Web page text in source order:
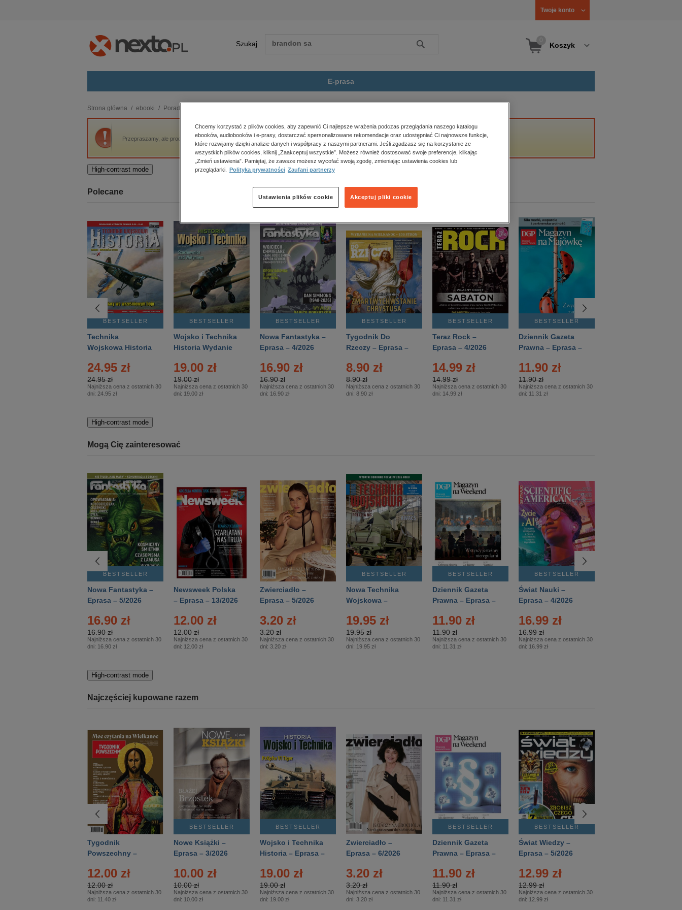
Twoje konto
Szukaj Szukaj Koszyk
E-prasa
budownictwo, aranżacja wnętrz
biznesowe, branżowe, gospodarka
darmowe wydania
edukacja
kobiece, lifestyle, kultura
polityka, społeczno-informacyjne
psychologiczne
inne
popularno-naukowe
historia
zdrowie
religie
Strona główna ebooki Poradniki
Przepraszamy, ale produkt „Nieidealna insulinooporna” nie jest dostępny.
High-contrast mode
Polecane
BESTSELLER
Technika
Wojskowa Historia
24.95 zł
24.95 zł
Najniższa cena z ostatnich 30
dni: 24.95 zł
BESTSELLER
Wojsko i Technika
Historia Wydanie
– 2/2026
19.00 zł
19.00 zł
Najniższa cena z ostatnich 30
dni: 19.00 zł
BESTSELLER
Nowa Fantastyka –
Eprasa – 4/2026
16.90 zł
16.90 zł
Najniższa cena z ostatnich 30
dni: 16.90 zł
BESTSELLER
Tygodnik Do
Rzeczy – Eprasa –
8.90 zł
8.90 zł
Najniższa cena z ostatnich 30
dni: 8.90 zł
BESTSELLER
Teraz Rock –
Eprasa – 4/2026
14.99 zł
14.99 zł
Najniższa cena z ostatnich 30
dni: 14.99 zł
BESTSELLER
Dziennik Gazeta
Prawna – Eprasa –
11.90 zł
11.90 zł
Najniższa cena z ostatnich 30
dni: 11.31 zł
High-contrast mode
Mogą Cię zainteresować
BESTSELLER
Nowa Fantastyka –
Eprasa – 5/2026
16.90 zł
16.90 zł
Najniższa cena z ostatnich 30
dni: 16.90 zł
Newsweek Polska
– Eprasa – 13/2026
12.00 zł
12.00 zł
Najniższa cena z ostatnich 30
dni: 12.00 zł
Zwierciadło –
Eprasa – 5/2026
3.20 zł
3.20 zł
Najniższa cena z ostatnich 30
dni: 3.20 zł
BESTSELLER
Nowa Technika
Wojskowa –
19.95 zł
19.95 zł
Najniższa cena z ostatnich 30
dni: 19.95 zł
BESTSELLER
Dziennik Gazeta
Prawna – Eprasa –
11.90 zł
11.90 zł
Najniższa cena z ostatnich 30
dni: 11.31 zł
BESTSELLER
Świat Nauki –
Eprasa – 4/2026
16.99 zł
16.99 zł
Najniższa cena z ostatnich 30
dni: 16.99 zł
High-contrast mode
Najczęściej kupowane razem
Tygodnik
Powszechny –
12.00 zł
12.00 zł
Najniższa cena z ostatnich 30
dni: 11.40 zł
BESTSELLER
Nowe Książki –
Eprasa – 3/2026
10.00 zł
10.00 zł
Najniższa cena z ostatnich 30
dni: 10.00 zł
BESTSELLER
Wojsko i Technika
Historia – Eprasa –
19.00 zł
19.00 zł
Najniższa cena z ostatnich 30
dni: 19.00 zł
Zwierciadło –
Eprasa – 6/2026
3.20 zł
3.20 zł
Najniższa cena z ostatnich 30
dni: 3.20 zł
BESTSELLER
Dziennik Gazeta
Prawna – Eprasa –
11.90 zł
11.90 zł
Najniższa cena z ostatnich 30
dni: 11.31 zł
BESTSELLER
Świat Wiedzy –
Eprasa – 5/2026
12.99 zł
12.99 zł
Najniższa cena z ostatnich 30
dni: 12.99 zł
Chcemy korzystać z plików cookies, aby zapewnić Ci najlepsze wrażenia podczas przeglądania naszego katalogu
ebooków, audiobooków i e-prasy, dostarczać spersonalizowane rekomendacje oraz udostępniać Ci najnowsze funkcje,
które rozwijamy dzięki analizie danych i współpracy z naszymi partnerami. Jeśli zgadzasz się na korzystanie ze
wszystkich plików cookies, kliknij „Zaakceptuj wszystkie”. Możesz również dostosować swoje preferencje, klikając
„Zmień ustawienia”. Pamiętaj, że zawsze możesz wycofać swoją zgodę, zmieniając ustawienia cookies lub
przeglądarki.
Polityka prywatności Zaufani partnerzy
Akceptuj pliki cookie
Ustawienia plików cookie